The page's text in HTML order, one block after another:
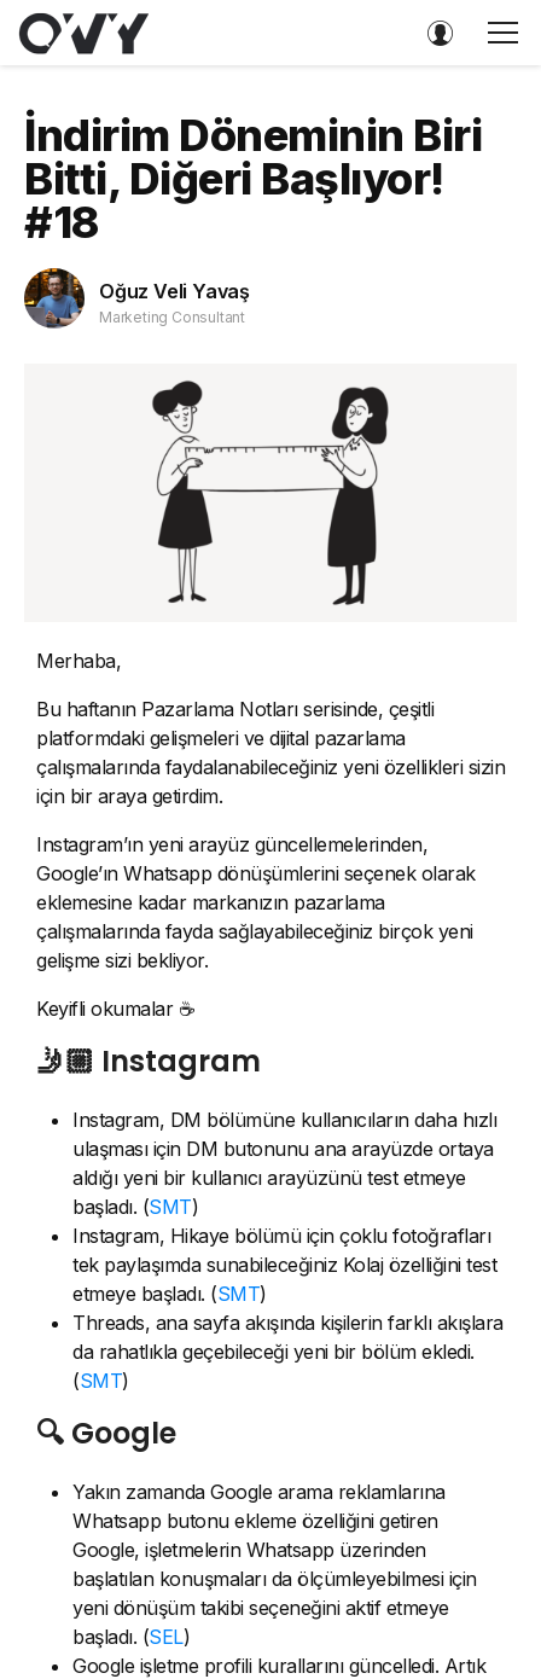
İndirim Döneminin Biri
Bitti, Diğeri Başlıyor!
#18
Oğuz Veli Yavaş
Marketing Consultant
Merhaba,
Bu haftanın Pazarlama Notları serisinde, çeşitli
platformdaki gelişmeleri ve dijital pazarlama
çalışmalarında faydalanabileceğiniz yeni özellikleri sizin
için bir araya getirdim.
Instagram’ın yeni arayüz güncellemelerinden,
Google’ın Whatsapp dönüşümlerini seçenek olarak
eklemesine kadar markanızın pazarlama
çalışmalarında fayda sağlayabileceğiniz birçok yeni
gelişme sizi bekliyor.
Keyifli okumalar ☕️
🤳🏼 Instagram
Instagram, DM bölümüne kullanıcıların daha hızlı
ulaşması için DM butonunu ana arayüzde ortaya
aldığı yeni bir kullanıcı arayüzünü test etmeye
başladı. (SMT)
Instagram, Hikaye bölümü için çoklu fotoğrafları
tek paylaşımda sunabileceğiniz Kolaj özelliğini test
etmeye başladı. (SMT)
Threads, ana sayfa akışında kişilerin farklı akışlara
da rahatlıkla geçebileceği yeni bir bölüm ekledi.
(SMT)
🔍 Google
Yakın zamanda Google arama reklamlarına
Whatsapp butonu ekleme özelliğini getiren
Google, işletmelerin Whatsapp üzerinden
başlatılan konuşmaları da ölçümleyebilmesi için
yeni dönüşüm takibi seçeneğini aktif etmeye
başladı. (SEL)
Google işletme profili kurallarını güncelledi. Artık